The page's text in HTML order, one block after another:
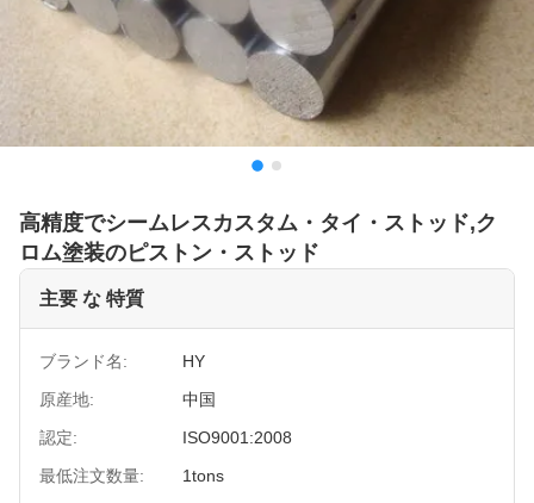
高精度でシームレスカスタム・タイ・ストッド,ク
ロム塗装のピストン・ストッド
主要 な 特質
ブランド名:
HY
原産地:
中国
認定:
ISO9001:2008
最低注文数量:
1tons